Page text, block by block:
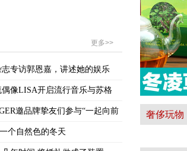
更多>>
志专访郭恩嘉，讲述她的娱乐
像LISA开启流行音乐与苏格
邀品牌挚友们参与“一起向前
个自然色的冬天
奢侈玩物